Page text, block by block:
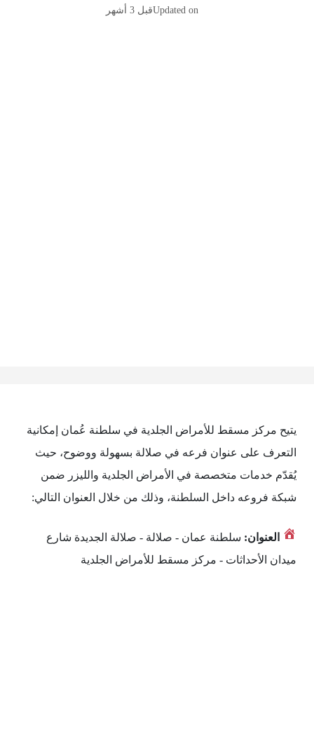
Updated onقبل 3 أشهر
يتيح مركز مسقط للأمراض الجلدية في سلطنة عُمان إمكانية
التعرف على عنوان فرعه في صلالة بسهولة ووضوح، حيث
يُقدّم خدمات متخصصة في الأمراض الجلدية والليزر ضمن
شبكة فروعه داخل السلطنة، وذلك من خلال العنوان التالي:
العنوان: سلطنة عمان - صلالة - صلالة الجديدة شارع
ميدان الأحداثات - مركز مسقط للأمراض الجلدية